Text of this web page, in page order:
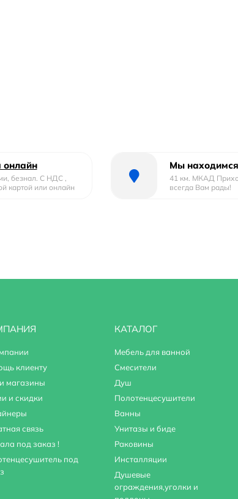
онлайн
безнал. С НДС ,
картой или онлайн
Мы
41 км. МКАД
всегда Вам рады!
клиенту
магазины
и скидки
связь
под заказ !
под
КАТАЛОГ
Мебель для ванной
Смесители
Душ
Полотенцесушители
Ванны
Унитазы и биде
Раковины
Инсталляции
Душевые
ограждения,уголки и